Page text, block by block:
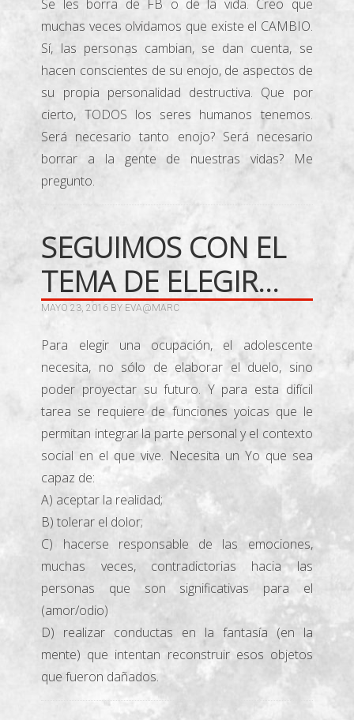
Se les borra de FB o de la vida. Creo que
muchas veces olvidamos que existe el CAMBIO.
Sí, las personas cambian, se dan cuenta, se
hacen conscientes de su enojo, de aspectos de
su propia personalidad destructiva. Que por
cierto, TODOS los seres humanos tenemos.
Será necesario tanto enojo? Será necesario
borrar a la gente de nuestras vidas? Me
pregunto.
SEGUIMOS CON EL
TEMA DE ELEGIR…
MAYO 23, 2016 BY EVA@MARC
Para elegir una ocupación, el adolescente
necesita, no sólo de elaborar el duelo, sino
poder proyectar su futuro. Y para esta difícil
tarea se requiere de funciones yoicas que le
permitan integrar la parte personal y el contexto
social en el que vive. Necesita un Yo que sea
capaz de:
A) aceptar la realidad;
B) tolerar el dolor;
C) hacerse responsable de las emociones,
muchas veces, contradictorias hacia las
personas que son significativas para el
(amor/odio)
D) realizar conductas en la fantasía (en la
mente) que intentan reconstruir esos objetos
que fueron dañados.